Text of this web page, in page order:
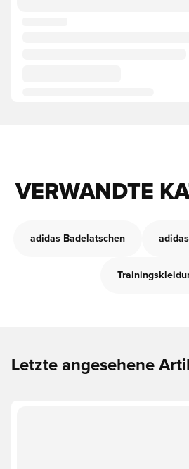
VERWANDTE
adidas Badelatschen adidas
Letzte angesehene